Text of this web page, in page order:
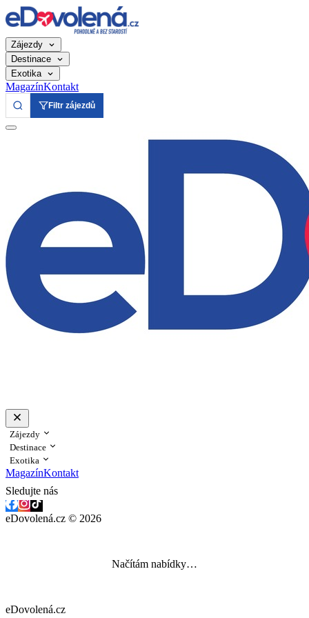
Zájezdy
Destinace
Exotika
MagazínKontakt
Filtr zájezdů
Zájezdy
Destinace
Exotika
MagazínKontakt
Sledujte nás
eDovolená.cz © 2026
Načítám nabídky…
eDovolená.cz